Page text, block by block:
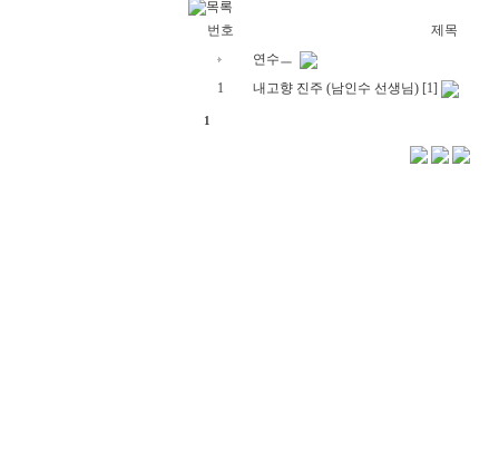
번호
제목
연수ㅡ
1
내고향 진주 (남인수 선생님) [1]
1